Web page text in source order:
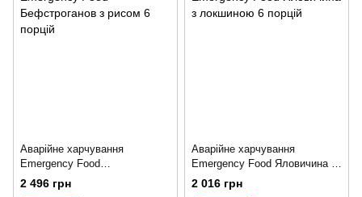
Аварійне харчування
Emergency Food
Бефстроганов з рисом 6
2 496 грн
Аварійне харчування
Emergency Food Яловичина з
локшиною 6 порцій
2 016 грн